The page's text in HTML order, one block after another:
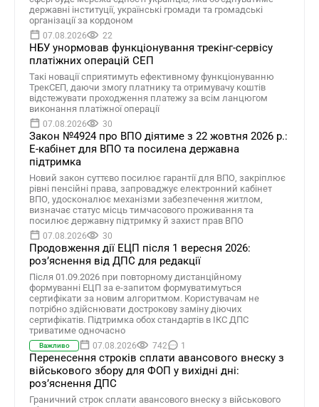
державні інституції, українські громади та громадські
організації за кордоном
07.08.2026 22
НБУ унормовав функціонування трекінг-сервісу
платіжних операцій СЕП
Такі новації сприятимуть ефективному функціонуванню
ТрекСЕП, даючи змогу платнику та отримувачу коштів
відстежувати проходження платежу за всім ланцюгом
виконання платіжної операції
07.08.2026 30
Закон №4924 про ВПО діятиме з 22 жовтня 2026 р.:
Е-кабінет для ВПО та посилена державна
підтримка
Новий закон суттєво посилює гарантії для ВПО, закріплює
рівні пенсійні права, запроваджує електронний кабінет
ВПО, удосконалює механізми забезпечення житлом,
визначає статус місць тимчасового проживання та
посилює державну підтримку й захист прав ВПО
07.08.2026 30
Продовження дії ЕЦП після 1 вересня 2026:
розʼяснення від ДПС для редакції
Після 01.09.2026 при повторному дистанційному
формуванні ЕЦП за е-запитом формуватимуться
сертифікати за новим алгоритмом. Користувачам не
потрібно здійснювати дострокову заміну діючих
сертифікатів. Підтримка обох стандартів в ІКС ДПС
триватиме одночасно
Важливо 07.08.2026 742 1
Перенесення строків сплати авансового внеску з
військового збору для ФОП у вихідні дні:
роз’яснення ДПС
Граничний строк сплати авансового внеску з військового